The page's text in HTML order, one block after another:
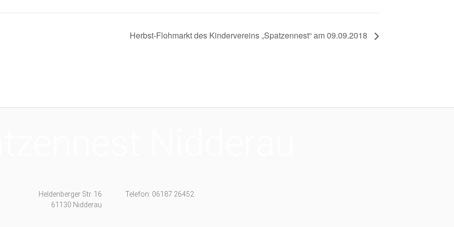
Herbst-Flohmarkt des Kindervereins „Spatzennest“ am 09.09.2018
Telefon: 06187 26452
Heldenberger Str. 16
61130 Nidderau